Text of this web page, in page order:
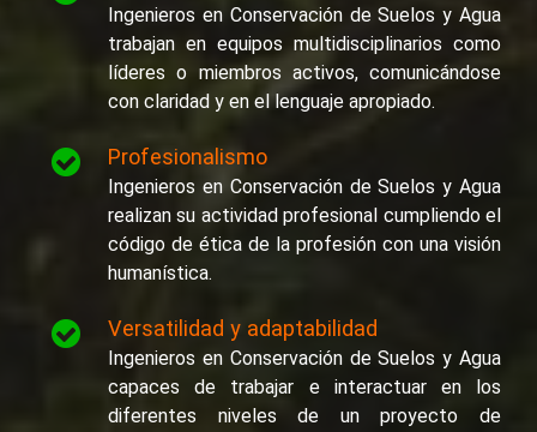
Ingenieros en Conservación de Suelos y Agua
trabajan en equipos multidisciplinarios como
líderes o miembros activos, comunicándose
con claridad y en el lenguaje apropiado.
Profesionalismo
Ingenieros en Conservación de Suelos y Agua
realizan su actividad profesional cumpliendo el
código de ética de la profesión con una visión
humanística.
Versatilidad y adaptabilidad
Ingenieros en Conservación de Suelos y Agua
capaces de trabajar e interactuar en los
diferentes niveles de un proyecto de